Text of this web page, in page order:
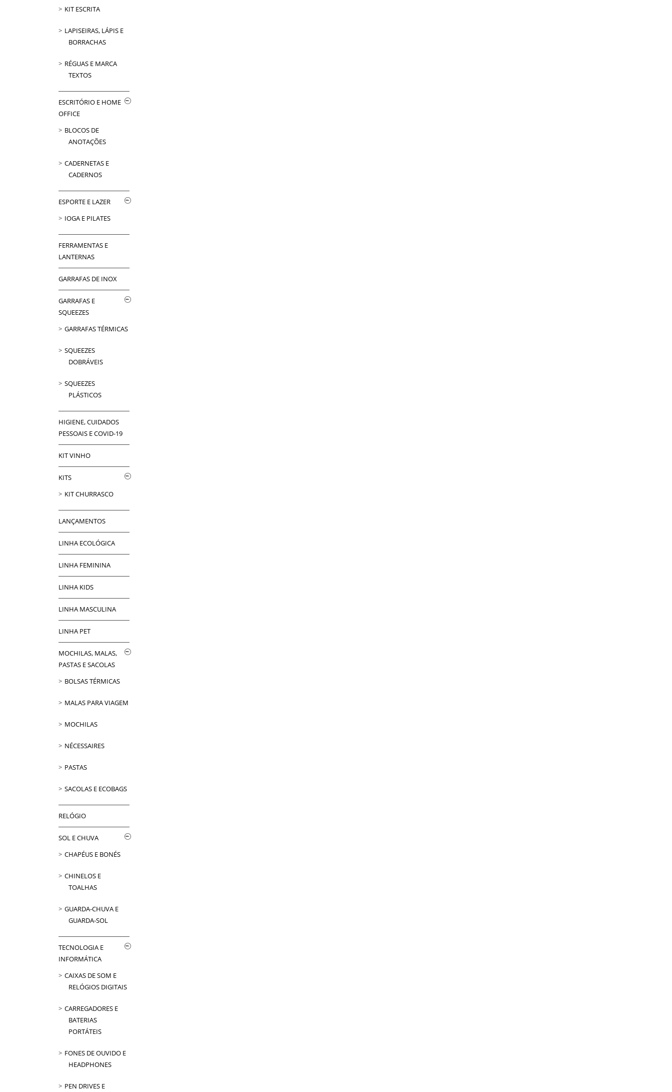
KIT ESCRITA
LAPISEIRAS, LÁPIS E
BORRACHAS
RÉGUAS E MARCA
TEXTOS
ESCRITÓRIO E HOME
OFFICE
BLOCOS DE
ANOTAÇÕES
CADERNETAS E
CADERNOS
ESPORTE E LAZER
IOGA E PILATES
FERRAMENTAS E
LANTERNAS
GARRAFAS DE INOX
GARRAFAS E
SQUEEZES
GARRAFAS TÉRMICAS
SQUEEZES
DOBRÁVEIS
SQUEEZES
PLÁSTICOS
HIGIENE, CUIDADOS
PESSOAIS E COVID-19
KIT VINHO
KITS
KIT CHURRASCO
LANÇAMENTOS
LINHA ECOLÓGICA
LINHA FEMININA
LINHA KIDS
LINHA MASCULINA
LINHA PET
MOCHILAS, MALAS,
PASTAS E SACOLAS
BOLSAS TÉRMICAS
MALAS PARA VIAGEM
MOCHILAS
NÉCESSAIRES
PASTAS
SACOLAS E ECOBAGS
RELÓGIO
SOL E CHUVA
CHAPÉUS E BONÉS
CHINELOS E
TOALHAS
GUARDA-CHUVA E
GUARDA-SOL
TECNOLOGIA E
INFORMÁTICA
CAIXAS DE SOM E
RELÓGIOS DIGITAIS
CARREGADORES E
BATERIAS
PORTÁTEIS
FONES DE OUVIDO E
HEADPHONES
PEN DRIVES E